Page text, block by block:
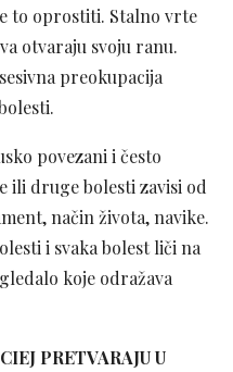
to oprostiti. Stalno vrte
otvaraju svoju ranu.
preokupacija
povezani i često
ili druge bolesti zavisi od
način života, navike.
i svaka bolest liči na
koje odražava
PRETVARAJU U